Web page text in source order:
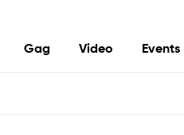
Gag Video Events